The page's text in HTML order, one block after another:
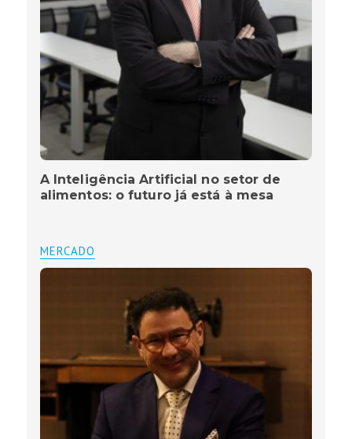
A Inteligência Artificial no setor de
alimentos: o futuro já está à mesa
MERCADO